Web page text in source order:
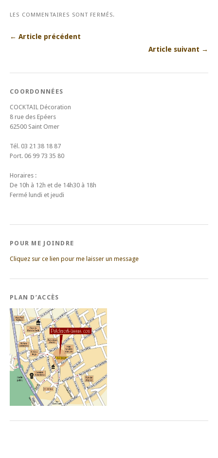
LES COMMENTAIRES SONT FERMÉS.
← Article précédent
Article suivant →
COORDONNÉES
COCKTAIL Décoration
8 rue des Epéers
62500 Saint Omer
Tél. 03 21 38 18 87
Port. 06 99 73 35 80
Horaires :
De 10h à 12h et de 14h30 à 18h
Fermé lundi et jeudi
POUR ME JOINDRE
Cliquez sur ce lien pour me laisser un message
PLAN D’ACCÈS